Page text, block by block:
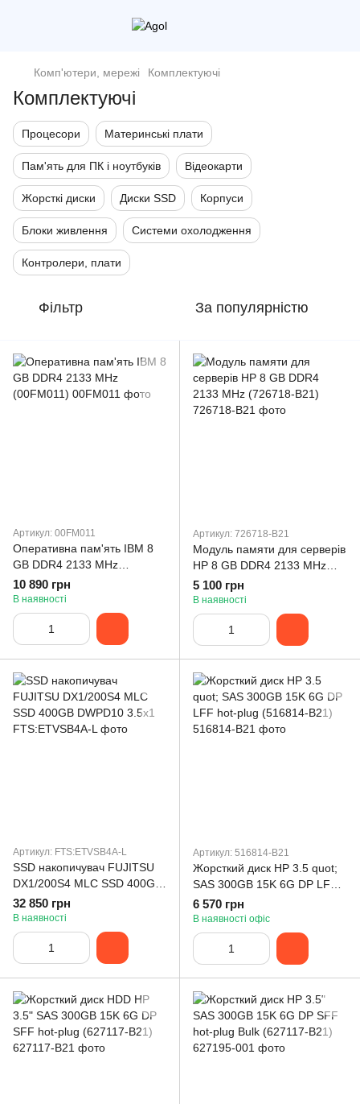
Комп'ютери, мережі Комплектуючі
Комплектуючі
Процесори Материнські плати
Пам'ять для ПК і ноутбуків Відеокарти
Жорсткі диски Диски SSD Корпуси
Блоки живлення Системи охолодження
Контролери, плати
Фільтр За популярністю
Артикул: 00FM011
Оперативна пам'ять IBM 8
GB DDR4 2133 MHz
(00FM011)
10 890 грн
В наявності
Артикул: 726718-B21
Модуль памяти для серверів
HP 8 GB DDR4 2133 MHz
(726718-B21)
5 100 грн
В наявності
Артикул: FTS:ETVSB4A-L
SSD накопичувач FUJITSU
DX1/200S4 MLC SSD 400GB
DWPD10 3.5x1
32 850 грн
В наявності
Артикул: 516814-B21
Жорсткий диск HP 3.5 quot;
SAS 300GB 15K 6G DP LFF
hot-plug (516814-B21)
6 570 грн
В наявності офіс